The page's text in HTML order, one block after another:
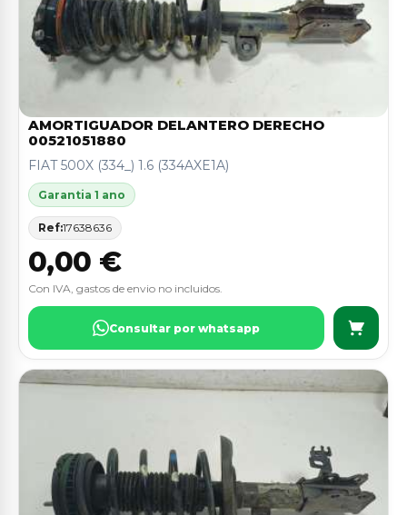
AMORTIGUADOR DELANTERO DERECHO
00521051880
FIAT 500X (334_) 1.6 (334AXE1A)
Garantia 1 ano
Ref:17638636
0,00 €
Con IVA, gastos de envio no incluidos.
Consultar por whatsapp